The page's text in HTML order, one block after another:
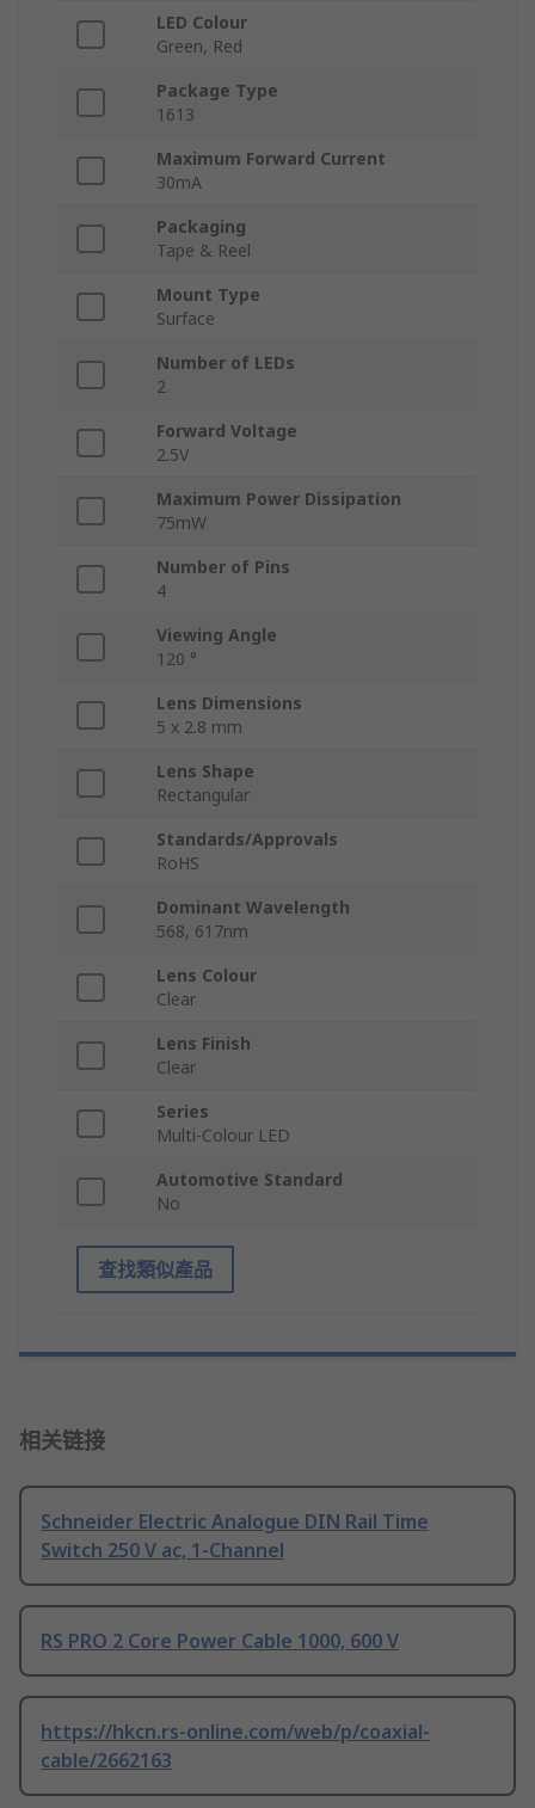
LED Colour
Green, Red
Package Type
1613
Maximum Forward Current
30mA
Packaging
Tape & Reel
Mount Type
Surface
Number of LEDs
2
Forward Voltage
2.5V
Maximum Power Dissipation
75mW
Number of Pins
4
Viewing Angle
120 °
Lens Dimensions
5 x 2.8 mm
Lens Shape
Rectangular
Standards/Approvals
RoHS
Dominant Wavelength
568, 617nm
Lens Colour
Clear
Lens Finish
Clear
Series
Multi-Colour LED
Automotive Standard
No
查找類似產品
相关链接
Schneider Electric Analogue DIN Rail Time
Switch 250 V ac, 1-Channel
RS PRO 2 Core Power Cable 1000, 600 V
https://hkcn.rs-online.com/web/p/coaxial-
cable/2662163